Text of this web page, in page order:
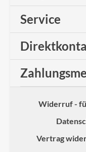
Service
Widerruf -
Vertrag